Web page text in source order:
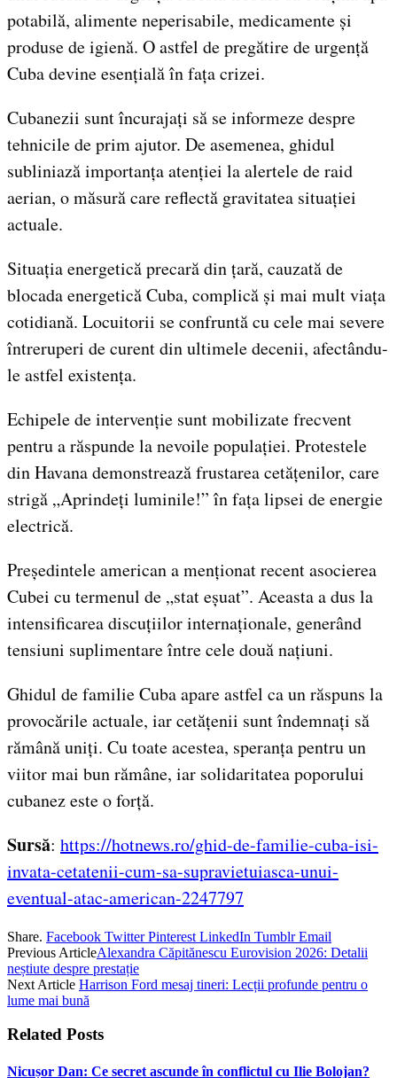
potabilă, alimente neperisabile, medicamente și
produse de igienă. O astfel de pregătire de urgență
Cuba devine esențială în fața crizei.
Cubanezii sunt încurajați să se informeze despre
tehnicile de prim ajutor. De asemenea, ghidul
subliniază importanța atenției la alertele de raid
aerian, o măsură care reflectă gravitatea situației
actuale.
Situația energetică precară din țară, cauzată de
blocada energetică Cuba, complică și mai mult viața
cotidiană. Locuitorii se confruntă cu cele mai severe
întreruperi de curent din ultimele decenii, afectându-
le astfel existența.
Echipele de intervenție sunt mobilizate frecvent
pentru a răspunde la nevoile populației. Protestele
din Havana demonstrează frustarea cetățenilor, care
strigă „Aprindeți luminile!” în fața lipsei de energie
electrică.
Președintele american a menționat recent asocierea
Cubei cu termenul de „stat eșuat”. Aceasta a dus la
intensificarea discuțiilor internaționale, generând
tensiuni suplimentare între cele două națiuni.
Ghidul de familie Cuba apare astfel ca un răspuns la
provocările actuale, iar cetățenii sunt îndemnați să
rămână uniți. Cu toate acestea, speranța pentru un
viitor mai bun rămâne, iar solidaritatea poporului
cubanez este o forță.
Sursă: https://hotnews.ro/ghid-de-familie-cuba-isi-
invata-cetatenii-cum-sa-supravietuiasca-unui-
eventual-atac-american-2247797
Share. Facebook Twitter Pinterest LinkedIn Tumblr Email
Previous ArticleAlexandra Căpitănescu Eurovision 2026: Detalii
neștiute despre prestație
Next Article Harrison Ford mesaj tineri: Lecții profunde pentru o
lume mai bună
Related Posts
Nicușor Dan: Ce secret ascunde în conflictul cu Ilie Bolojan?